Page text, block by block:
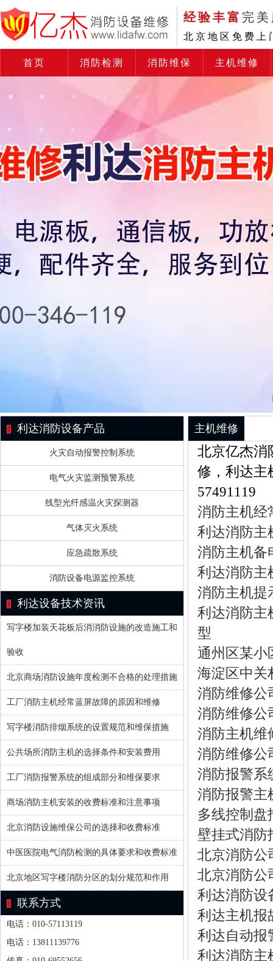
经验丰富 完
北京地区免费上
首页 消防检测 消防维保 主机维修
利达消防设备产品
火灾自动报警控制系统
电气火灾监测预警系统
线型光纤感温火灾探测器
气体灭火系统
应急疏散系统
消防设备电源监控系统
利达设备技术资讯
写字楼加装天花板后消消防设施的改造施工和
验收
北京商场消防设施年度检测不合格的处理措施
工厂消防主机经常蓝屏故障的原因和维修
写字楼消防排烟系统的设置规范和维保措施
公共场所消防主机的选择条件和安装费用
工厂消防报警系统的组成部分和维保要求
商场消防主机安装的收费标准和注意事项
北京消防设施维保公司的选择和收费标准
中医医院电气消防检测的具体要求和收费标准
北京地区写字楼消防分区的划分规范和作用
联系方式
电话：010-57113119
电话：13811139776
主机维修
北京亿杰消
修，利达主
57491119
消防主机经
利达消防主
消防主机备
利达消防主
消防主机提
利达消防主
型
通州区某小
海淀区中关
消防维修公
消防维修公
消防主机维
消防维修公
消防报警系
消防报警主
多线控制盘
壁挂式消防
北京消防公
北京消防公
利达消防设
利达主机报
利达自动报
利达消防主